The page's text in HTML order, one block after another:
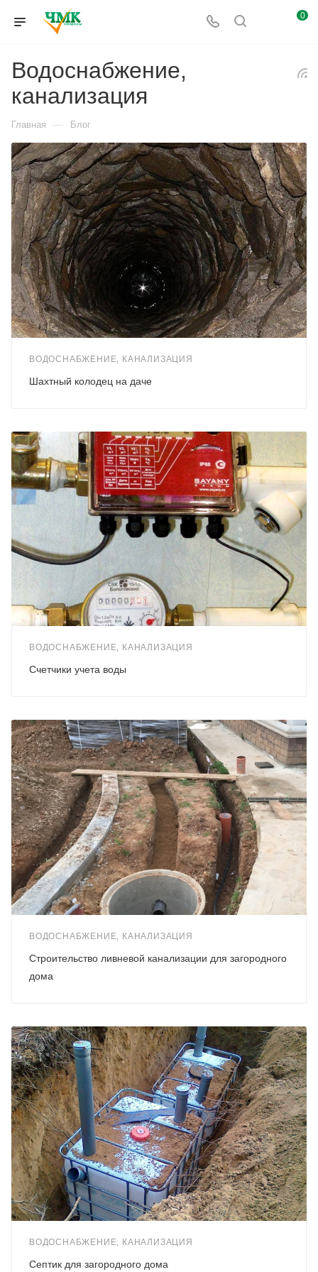
0
Водоснабжение,
канализация
Главная — Блог
ВОДОСНАБЖЕНИЕ, КАНАЛИЗАЦИЯ
Шахтный колодец на даче
ВОДОСНАБЖЕНИЕ, КАНАЛИЗАЦИЯ
Счетчики учета воды
ВОДОСНАБЖЕНИЕ, КАНАЛИЗАЦИЯ
Строительство ливневой канализации для загородного
дома
ВОДОСНАБЖЕНИЕ, КАНАЛИЗАЦИЯ
Септик для загородного дома